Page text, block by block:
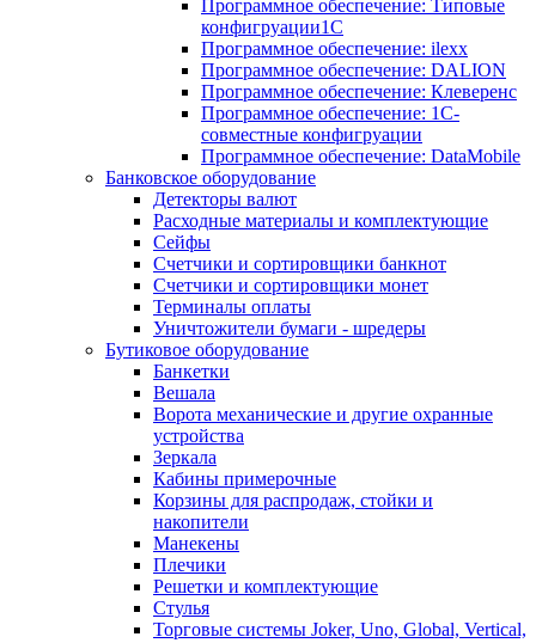
Программное обеспечение: Типовые
конфигруации1С
Программное обеспечение: ilexx
Программное обеспечение: DALION
Программное обеспечение: Клеверенс
Программное обеспечение: 1С-
совместные конфигруации
Программное обеспечение: DataMobile
Банковское оборудование
Детекторы валют
Расходные материалы и комплектующие
Сейфы
Счетчики и сортировщики банкнот
Счетчики и сортировщики монет
Терминалы оплаты
Уничтожители бумаги - шредеры
Бутиковое оборудование
Банкетки
Вешала
Ворота механические и другие охранные
устройства
Зеркала
Кабины примерочные
Корзины для распродаж, стойки и
накопители
Манекены
Плечики
Решетки и комплектующие
Стулья
Торговые системы Joker, Uno, Global, Vertical,